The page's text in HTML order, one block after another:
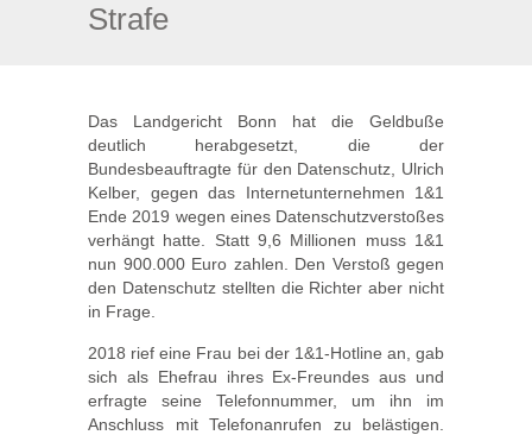
Strafe
Das Landgericht Bonn hat die Geldbuße
deutlich herabgesetzt, die der
Bundesbeauftragte für den Datenschutz, Ulrich
Kelber, gegen das Internetunternehmen 1&1
Ende 2019 wegen eines Datenschutzverstoßes
verhängt hatte. Statt 9,6 Millionen muss 1&1
nun 900.000 Euro zahlen. Den Verstoß gegen
den Datenschutz stellten die Richter aber nicht
in Frage.
2018 rief eine Frau bei der 1&1-Hotline an, gab
sich als Ehefrau ihres Ex-Freundes aus und
erfragte seine Telefonnummer, um ihn im
Anschluss mit Telefonanrufen zu belästigen.